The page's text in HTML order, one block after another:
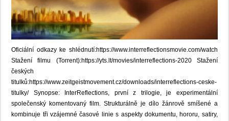
Oficiální odkazy ke shlédnutí:https://www.interreflectionsmovie.com/watch
Stažení filmu (Torrent):https://yts.lt/movies/interreflections-2020 Stažení
českých
titulků:https://www.zeitgeistmovement.cz/downloads/interreflections-ceske-
titulky/ Synopse: InterReflections, první z trilogie, je experimentální
společenský komentovaný film. Strukturálně je dílo žánrově smíšené a
kombinuje tři vzájemné časové linie s aspekty dokumentu, hororu, satiry,